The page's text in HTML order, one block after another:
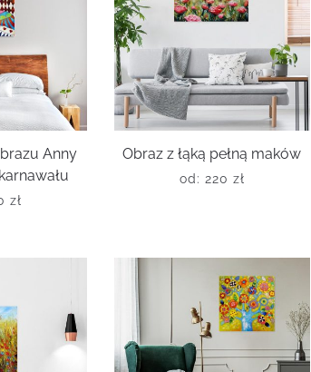
Anny
zł
Obraz z łąką pełną maków
od: 220 zł